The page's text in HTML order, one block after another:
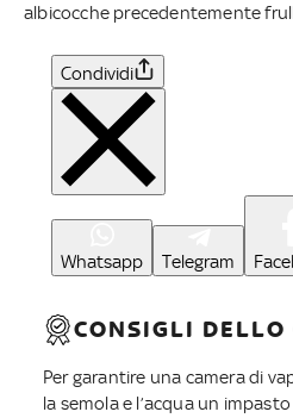
albicocche precedentemente
Condividi
Whatsapp Telegram
CONSIGLI DELLO
Per garantire una camera di
la semola e l’acqua un